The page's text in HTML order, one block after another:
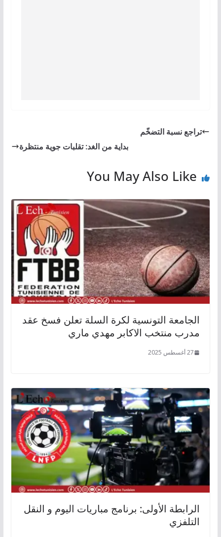
تراجع نسبة التضخّم
بداية من الغد: تقلبات جوية منتظرة
You May Also Like
الجامعة التونسية لكرة السلة تعلن فسخ عقد
مدرب منتخب الاكابر مهدي ماري
27 أغسطس 2025
الرابطة الأولى: برنامج مباريات اليوم و النقل
التلفزي